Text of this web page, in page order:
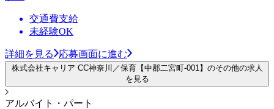
交通費支給
未経験OK
詳細を見る 応募画面に進む
株式会社キャリア CC神奈川／保育【中郡二宮町-001】のその他の求人
を見る
アルバイト・パート